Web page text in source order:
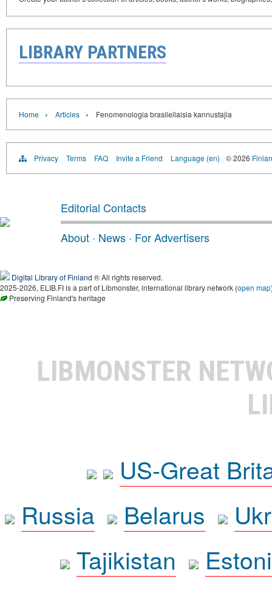
LIBRARY PARTNERS
Home › Articles › Fenomenologia brasileilaisia kannustajia
Privacy Terms FAQ Invite a Friend Language (en) © 2026
Editorial Contacts
About · News · For Advertisers
Digital Library of Finland ® All rights reserved.
2025-2026, ELIB.FI is a part of Libmonster, international library network (open map
Preserving Finland's heritage
LIBMONSTER
US-Great
Russia
Belarus
Tajikistan